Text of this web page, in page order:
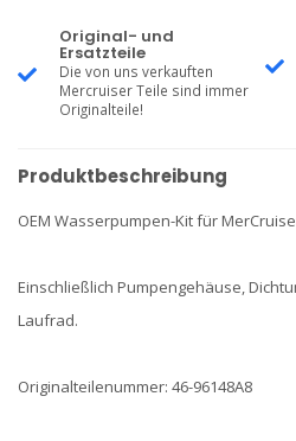
Original- und
Ersatzteile
Die von uns verkauften
Mercruiser Teile sind immer
Originalteile!
Produktbeschreibung
OEM Wasserpumpen-Kit für
Einschließlich Pumpengehäuse,
Laufrad.
Originalteilenummer: 46-96148A8